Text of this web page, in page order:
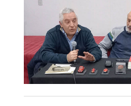
Balcarce
Inicio
Tendencia